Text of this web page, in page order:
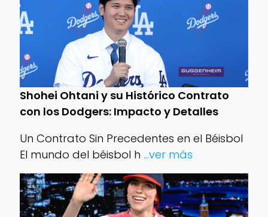
Shohei Ohtani y su Histórico Contrato
con los Dodgers: Impacto y Detalles
Un Contrato Sin Precedentes en el Béisbol
El mundo del béisbol h ...ver más